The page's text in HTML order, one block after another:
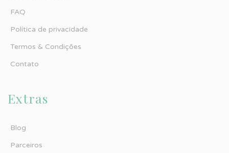
FAQ
Política de privacidade
Termos & Condições
Contato
Extras
Blog
Parceiros